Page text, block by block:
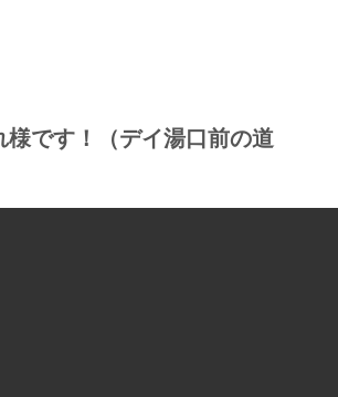
様です！（デイ湯口前の道